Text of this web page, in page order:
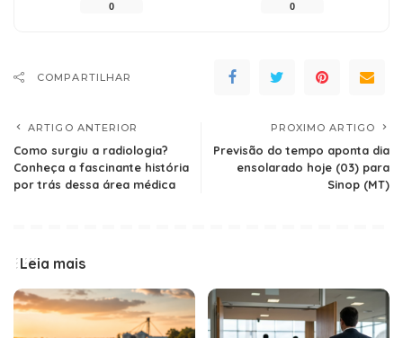
0 0
COMPARTILHAR
ARTIGO ANTERIOR
Como surgiu a radiologia?
Conheça a fascinante história
por trás dessa área médica
PROXIMO ARTIGO
Previsão do tempo aponta dia
ensolarado hoje (03) para
Sinop (MT)
Leia mais